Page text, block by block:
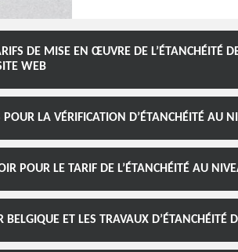
DE MISE EN ŒUVRE DE L’ÉTANCHÉITÉ
WEB
LA VÉRIFICATION D’ÉTANCHÉITÉ AU
POUR LE TARIF DE L’ÉTANCHÉITÉ AU
BELGIQUE ET LES TRAVAUX D’ÉTANCHÉITÉ